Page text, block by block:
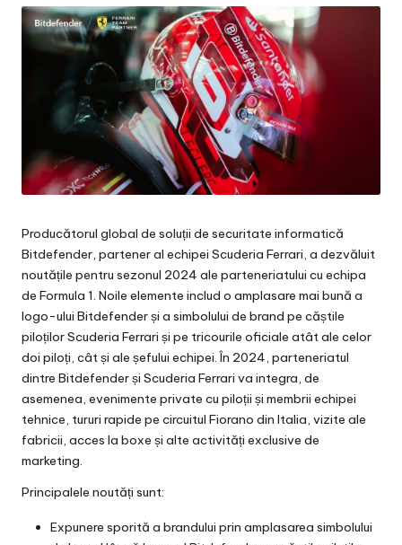
Producătorul global de soluții de securitate informatică
Bitdefender, partener al echipei Scuderia Ferrari, a dezvăluit
noutățile pentru sezonul 2024 ale parteneriatului cu echipa
de Formula 1. Noile elemente includ o amplasare mai bună a
logo-ului Bitdefender și a simbolului de brand pe căștile
piloților Scuderia Ferrari și pe tricourile oficiale atât ale celor
doi piloți, cât și ale șefului echipei. În 2024, parteneriatul
dintre Bitdefender și Scuderia Ferrari va integra, de
asemenea, evenimente private cu piloții și membrii echipei
tehnice, tururi rapide pe circuitul Fiorano din Italia, vizite ale
fabricii, acces la boxe și alte activități exclusive de
marketing.
Principalele noutăți sunt:
Expunere sporită a brandului prin amplasarea simbolului